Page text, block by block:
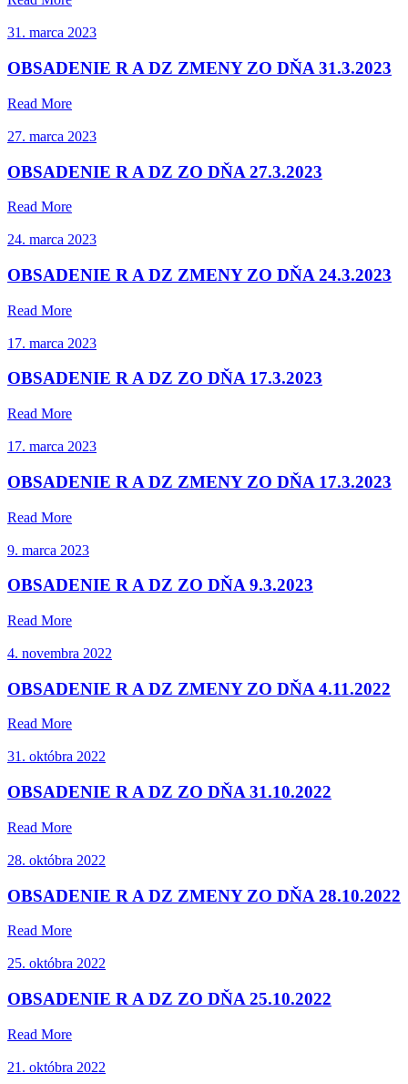
31. marca 2023
OBSADENIE R A DZ ZMENY ZO DŇA 31.3.2023
Read More
27. marca 2023
OBSADENIE R A DZ ZO DŇA 27.3.2023
Read More
24. marca 2023
OBSADENIE R A DZ ZMENY ZO DŇA 24.3.2023
Read More
17. marca 2023
OBSADENIE R A DZ ZO DŇA 17.3.2023
Read More
17. marca 2023
OBSADENIE R A DZ ZMENY ZO DŇA 17.3.2023
Read More
9. marca 2023
OBSADENIE R A DZ ZO DŇA 9.3.2023
Read More
4. novembra 2022
OBSADENIE R A DZ ZMENY ZO DŇA 4.11.2022
Read More
31. októbra 2022
OBSADENIE R A DZ ZO DŇA 31.10.2022
Read More
28. októbra 2022
OBSADENIE R A DZ ZMENY ZO DŇA 28.10.2022
Read More
25. októbra 2022
OBSADENIE R A DZ ZO DŇA 25.10.2022
Read More
21. októbra 2022